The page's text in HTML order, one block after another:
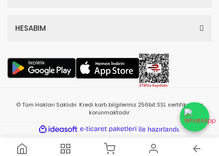
Chanel Bleu De Edp Erkek Parfüm 100 Ml
10.610,00 TL
HESABIM
© Tüm Hakları Saklıdır. Kredi kartı bilgileriniz 256bit SSL sertifikası ile
korunmaktadır.
ideasoft
e-
paketleri
ile
hazırlandı.